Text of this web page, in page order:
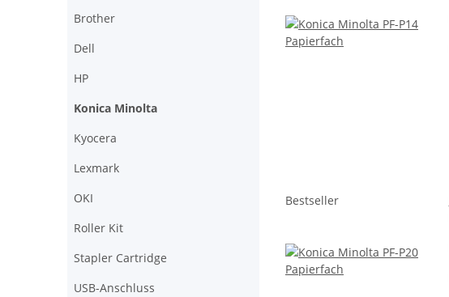
Bestseller
Brother
Dell
HP
Konica Minolta
Kyocera
Lexmark
OKI
Roller Kit
Stapler Cartridge
USB-Anschluss